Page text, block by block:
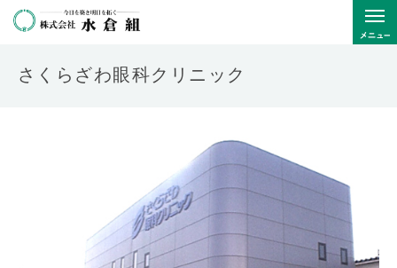
さくらざわ眼科クリニック